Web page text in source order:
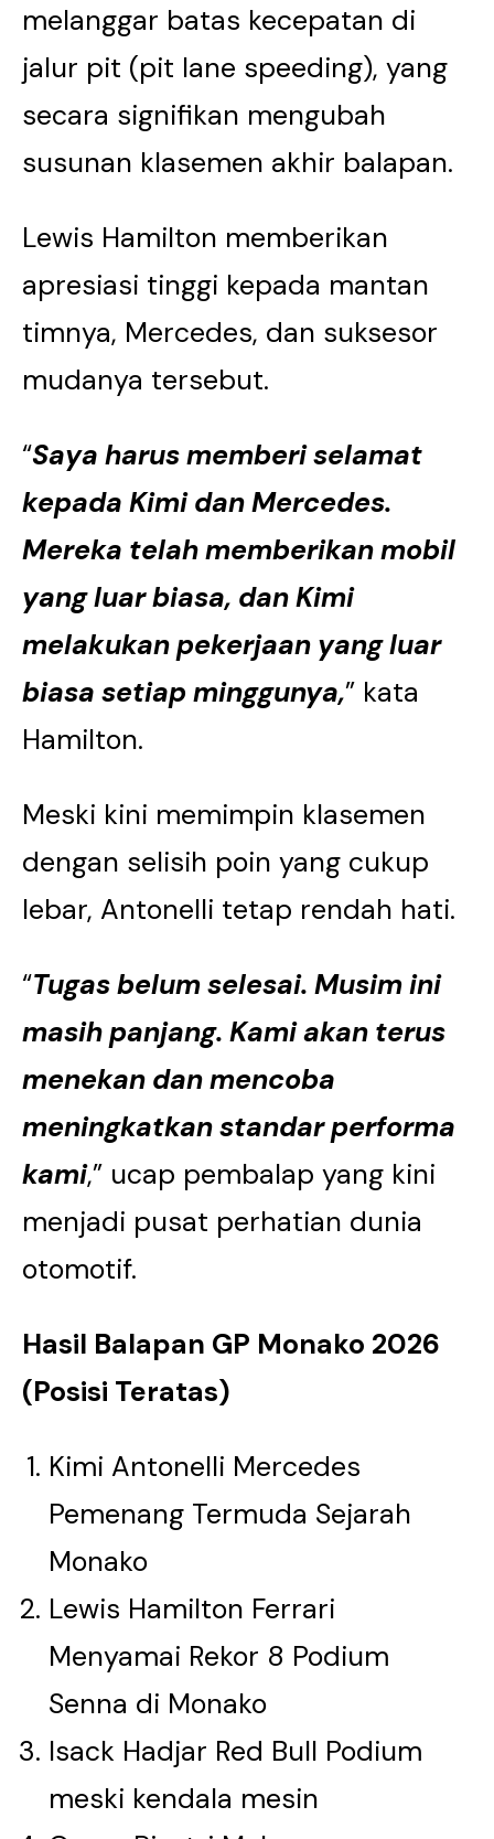
melanggar batas kecepatan di
jalur pit (pit lane speeding), yang
secara signifikan mengubah
susunan klasemen akhir balapan.
Lewis Hamilton memberikan
apresiasi tinggi kepada mantan
timnya, Mercedes, dan suksesor
mudanya tersebut.
“Saya harus memberi selamat
kepada Kimi dan Mercedes.
Mereka telah memberikan mobil
yang luar biasa, dan Kimi
melakukan pekerjaan yang luar
biasa setiap minggunya,” kata
Hamilton.
Meski kini memimpin klasemen
dengan selisih poin yang cukup
lebar, Antonelli tetap rendah hati.
“Tugas belum selesai. Musim ini
masih panjang. Kami akan terus
menekan dan mencoba
meningkatkan standar performa
kami,” ucap pembalap yang kini
menjadi pusat perhatian dunia
otomotif.
Hasil Balapan GP Monako 2026
(Posisi Teratas)
Kimi Antonelli Mercedes
Pemenang Termuda Sejarah
Monako
Lewis Hamilton Ferrari
Menyamai Rekor 8 Podium
Senna di Monako
Isack Hadjar Red Bull Podium
meski kendala mesin